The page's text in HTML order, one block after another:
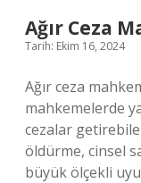
Ağır Ceza
Tarih: Ekim 16, 2024
Ağır ceza
mahkemelerde
cezalar
öldürme, cinsel
büyük ölçekli